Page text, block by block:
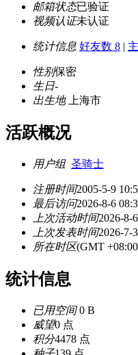
邮箱状态已验证
视频认证未认证
统计信息 好友数 8 |
性别保密
生日-
出生地上海市
活跃概况
用户组 圣骑士
注册时间2005-5-9
最后访问2026-8-6
上次活动时间2026-8-
上次发表时间2026-7-
所在时区(GMT
统计信息
已用空间0 B
威望0 点
积分4478 点